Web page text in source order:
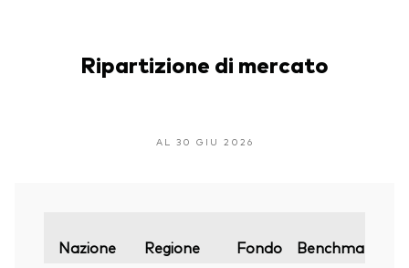
Ripartizione di mercato
AL 30 GIU 2026
Nazione Regione Fondo Benchmark